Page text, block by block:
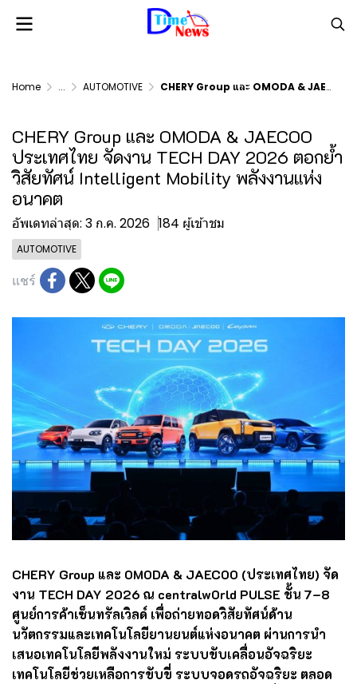
Home ... AUTOMOTIVE CHERY Group และ OMODA & JAECOO ประเทศไทย จัดงาน TECH DAY 2026 ตอกย้ำวิสัยทัศน์ Intelligent Mobility พลังงานแห่งอนาคต
CHERY Group และ OMODA & JAECOO
ประเทศไทย จัดงาน TECH DAY 2026 ตอกย้ำ
วิสัยทัศน์ Intelligent Mobility พลังงานแห่ง
อนาคต
อัพเดทล่าสุด: 3 ก.ค. 2026 184 ผู้เข้าชม
AUTOMOTIVE
แชร์
CHERY Group และ OMODA & JAECOO (ประเทศไทย) จัด
งาน TECH DAY 2026 ณ centralwOrld PULSE ชั้น 7–8
ศูนย์การค้าเซ็นทรัลเวิลด์ เพื่อถ่ายทอดวิสัยทัศน์ด้าน
นวัตกรรมและเทคโนโลยียานยนต์แห่งอนาคต ผ่านการนำ
เสนอเทคโนโลยีพลังงานใหม่ ระบบขับเคลื่อนอัจฉริยะ
เทคโนโลยีช่วยเหลือการขับขี่ ระบบจอดรถอัจฉริยะ ตลอด